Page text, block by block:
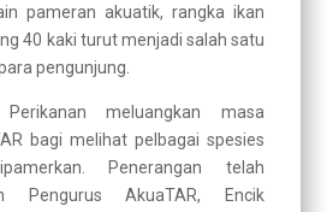
pameran akuatik, rangka ikan
40 kaki turut menjadi salah satu
pengunjung.
meluangkan masa
bagi melihat pelbagai spesies
Penerangan telah
Pengurus AkuaTAR, Encik